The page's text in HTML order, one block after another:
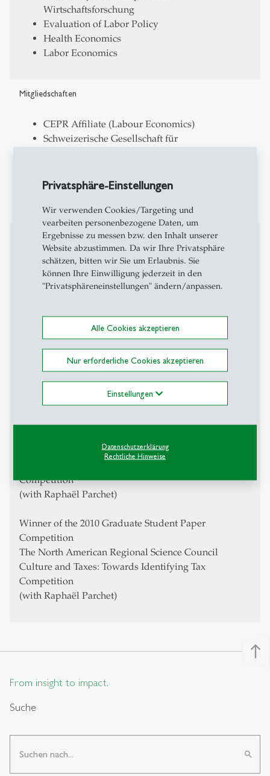
Privatsphäre-Einstellungen
Wir verwenden Cookies/Targeting und
vearbeiten personenbezogene Daten, um
Ergebnisse zu messen bzw. den Inhalt unserer
Website abzustimmen. Da wir Ihre Privatsphäre
schätzen, bitten wir Sie um Erlaubnis. Sie
können Ihre Einwilligung jederzeit in den
"Privatsphäreneinstellungen" ändern/anpassen.
Alle Cookies akzeptieren
Nur erforderliche Cookies akzeptieren
Einstellungen
Datenschutzerklärung
Rechtliche Hinweise
Wirtschaftsforschung
Evaluation of Labor Policy
Health Economics
Labor Economics
Mitgliedschaften
CEPR Affiliate (Labour Economics)
Schweizerische Gesellschaft für
Verein für Socialpolitik (Ausschuss für
Bevölkerungsökonomie)
Auszeichnungen
Schweizer Preis für Bildungsforschung, 2021
Universitärer Latsis Preis, Universität St. Gallen, 2019
CESifo Distinguished Affiliate Award 2014 on
Employment and Social Protection
Competition
Prix de Faculté 2012, University of Lausanne
IIPF Young Economist Award 2011
Competition
(with Raphaël Parchet)
Winner of the 2010 Graduate Student Paper
Competition
The North American Regional Science Council
Culture and Taxes: Towards Identifying Tax
Competition
(with Raphaël Parchet)
north
From insight to impact.
Suche
search